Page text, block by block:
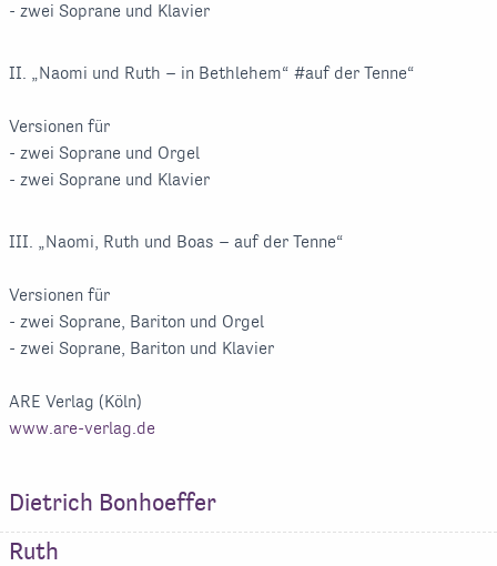
- zwei Soprane und Klavier
II. „Naomi und Ruth – in Bethlehem“ #auf der Tenne“
Versionen für
- zwei Soprane und Orgel
- zwei Soprane und Klavier
III. „Naomi, Ruth und Boas – auf der Tenne“
Versionen für
- zwei Soprane, Bariton und Orgel
- zwei Soprane, Bariton und Klavier
ARE Verlag (Köln)
www.are-verlag.de
Dietrich Bonhoeffer
Ruth